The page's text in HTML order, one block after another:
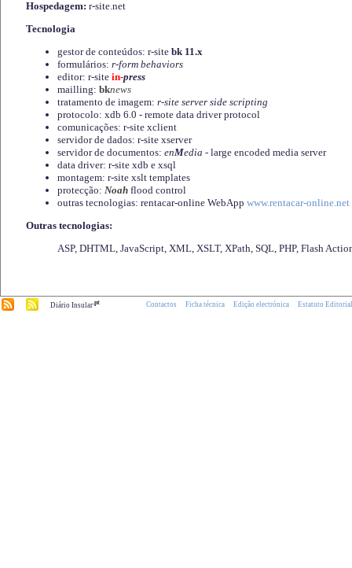
Hospedagem: r-site.net
Tecnologia
gestor de conteúdos: r-site bk 11.x
formulários: r-form behaviors
editor: r-site in-press
mailling: bknews
tratamento de imagem: r-site server side scripting
protocolo: xdb 6.0 - remote data driver protocol
comunicações: r-site xclient
servidor de dados: r-site xserver
servidor de documentos: enMedia - large encoded media server
data driver: r-site xdb e xsql
montagem: r-site xslt templates
protecção: Noah flood control
outras tecnologias: rentacar-online WebApp www.rentacar-online.net
Outras tecnologias:
ASP, DHTML, JavaScript, XML, XSLT, XPath, SQL, PHP, Flash
Diário Insular.pt Contactos Ficha técnica Edição electrónica Estatuto Editorial